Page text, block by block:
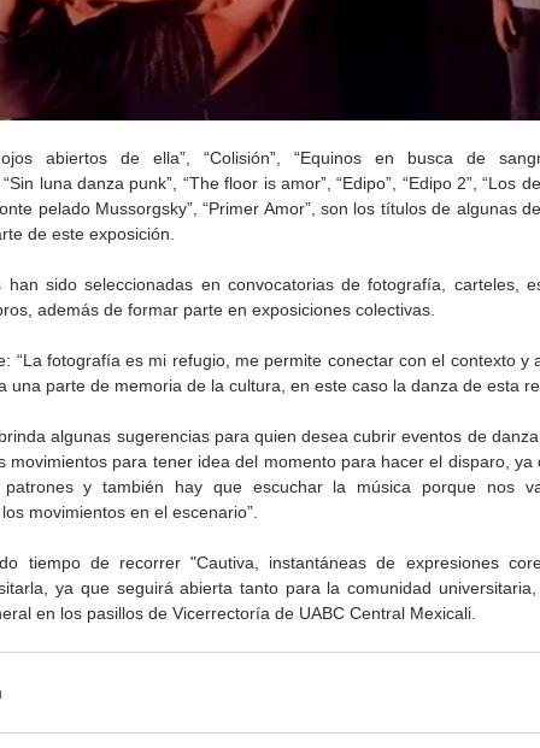
abiertos de ella”, “Colisión”, “Equinos en busca de
luna danza punk”, “The floor is amor”, “Edipo”, “Edipo 2”, “Los
pelado Mussorgsky”, “Primer Amor”, son los títulos de algunas
de este exposición.
han sido seleccionadas en convocatorias de fotografía, carteles,
además de formar parte en exposiciones colectivas.
“La fotografía es mi refugio, me permite conectar con el contexto y
una parte de memoria de la cultura, en este caso la danza de esta
algunas sugerencias para quien desea cubrir eventos de
movimientos para tener idea del momento para hacer el disparo, ya
patrones y también hay que escuchar la música porque nos
movimientos en el escenario”.
tiempo de recorrer "Cautiva, instantáneas de expresiones
ya que seguirá abierta tanto para la comunidad
en los pasillos de Vicerrectoría de UABC Central Mexicali.
la
CETYS prepara la edición
2026 de la Feria de Arte
Internacional 'Sinergia'
Presenta Heras 'Una de
Gobierno de Baja
California reconocerá a
guardianes del patrimonio
cultural
Cristina Rivera Garza
reflexiona sobre
justicia y literatura